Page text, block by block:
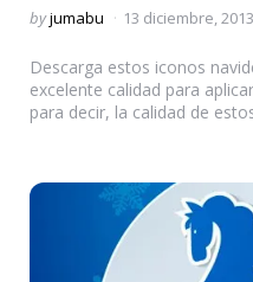
Posted
byjumabu 13 diciembre, 2013
Descarga estos iconos
excelente calidad para
para decir, la calidad de